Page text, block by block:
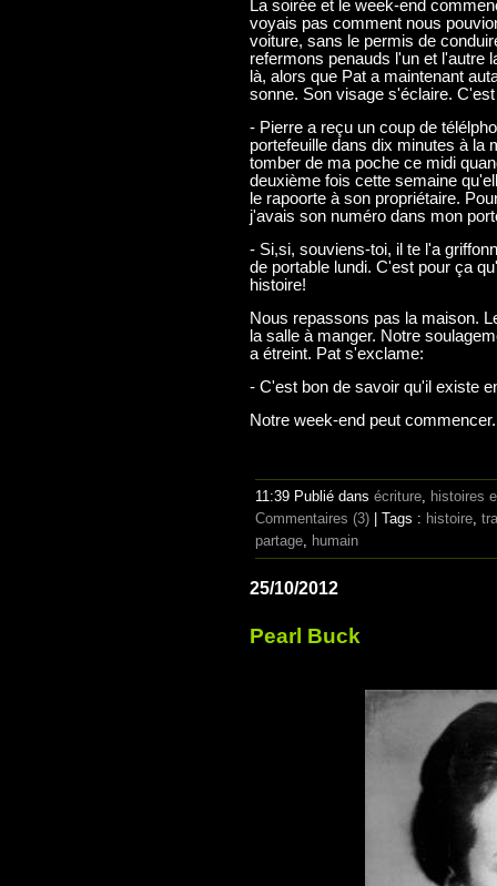
La soirée et le week-end
voyais pas comment nous
voiture, sans le permis de
refermons penauds l'un et l'autre
là, alors que Pat a maintenant
sonne. Son visage s'éclaire.
- Pierre a reçu un coup de
portefeuille dans dix minutes à la
tomber de ma poche ce midi
deuxième fois cette semaine
le rapoorte à son propriétaire.
j'avais son numéro dans mon
- Si,si, souviens-toi, il te l'a
de portable lundi. C'est pour ça
histoire!
Nous repassons pas la maison.
la salle à manger. Notre
a étreint. Pat s'exclame:
- C'est bon de savoir qu'il existe
Notre week-end peut commencer.
11:39 Publié dans écriture, histoires
Commentaires (3) | Tags : histoire,
partage, humain
25/10/2012
Pearl Buck